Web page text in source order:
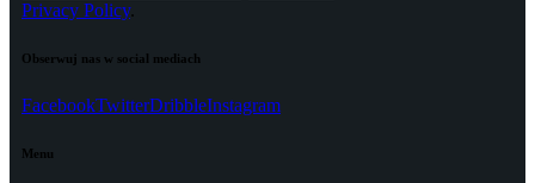
Privacy Policy.
Obserwuj nas w social mediach
FacebookTwitterDribbleInstagram
Menu